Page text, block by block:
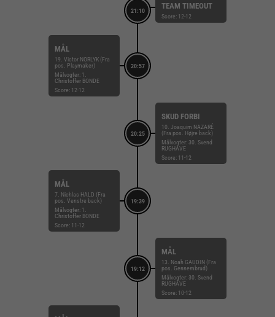
21:10
TEAM TIMEOUT
Score: 12-12
20:57
MÅL
19. Victor NORLYK (Fra
pos. Playmaker)
Målvogter: 1.
Christoffer BONDE
Score: 12-12
20:25
SKUD FORBI
10. Joaquim NAZARÉ
(Fra pos. Højre back)
Målvogter: 30. Svend
RUGHAVE
Score: 11-12
19:39
MÅL
7. Nichlas HALD (Fra
pos. Venstre back)
Målvogter: 1.
Christoffer BONDE
Score: 11-12
19:12
MÅL
13. Noah GAUDIN (Fra
pos. Gennembrud)
Målvogter: 30. Svend
RUGHAVE
Score: 10-12